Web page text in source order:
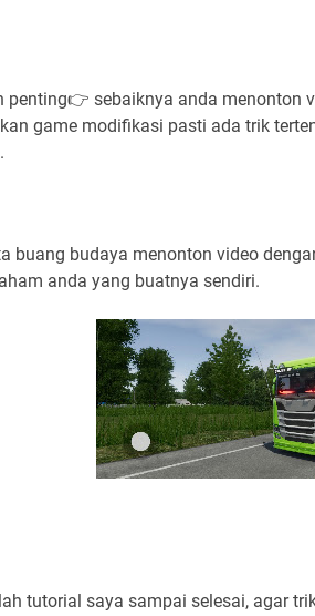
penting👉 sebaiknya anda menonton
game modifikasi pasti ada trik
buang budaya menonton video
anda yang buatnya sendiri.
tutorial saya sampai selesai, agar